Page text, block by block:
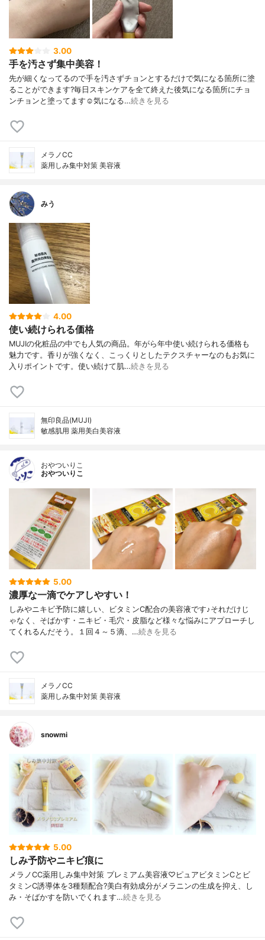
3.00
手を汚さず集中美容！
先が細くなってるので手を汚さずチョンとするだけで気になる箇所に塗
ることができます?毎日スキンケアを全て終えた後気になる箇所にチョ
ンチョンと塗ってます☺️気になる…続きを見る
メラノCC
薬用しみ集中対策 美容液
みう
4.00
使い続けられる価格
MUJIの化粧品の中でも人気の商品。年がら年中使い続けられる価格も
魅力です。香りが強くなく、こっくりとしたテクスチャーなのもお気に
入りポイントです。使い続けて肌…続きを見る
無印良品(MUJI)
敏感肌用 薬用美白美容液
おやついりこ
おやついりこ
5.00
濃厚な一滴でケアしやすい！
しみやニキビ予防に嬉しい、ビタミンC配合の美容液です♪それだけじ
ゃなく、そばかす・ニキビ・毛穴・皮脂など様々な悩みにアプローチし
てくれるんだそう。１回４～５滴、…続きを見る
メラノCC
薬用しみ集中対策 美容液
snowmi
5.00
しみ予防やニキビ痕に
メラノCC薬用しみ集中対策 プレミアム美容液♡ピュアビタミンCとビ
タミンC誘導体を3種類配合?美白有効成分がメラニンの生成を抑え、し
み・そばかすを防いでくれます…続きを見る